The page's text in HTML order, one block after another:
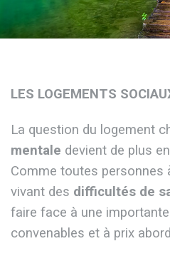
LES LOGEMENTS
La question du logement
mentale devient de plus
Comme toutes personnes
vivant des difficultés de
faire face à une
convenables et à prix